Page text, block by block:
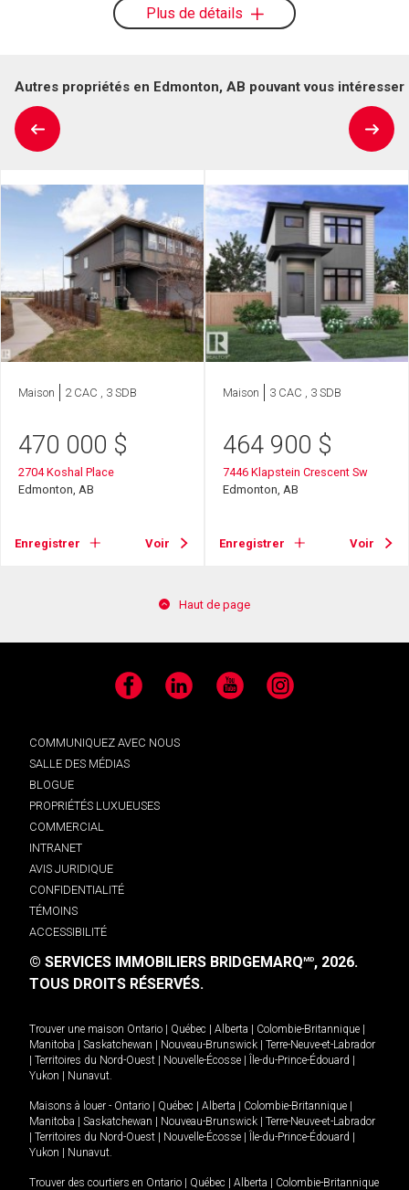
Plus de détails
Autres propriétés en Edmonton, AB pouvant vous intéresser
Maison 2 CAC , 3 SDB
470 000 $
2704 Koshal Place
Edmonton, AB
Enregistrer Voir
Maison 3 CAC , 3 SDB
464 900 $
7446 Klapstein Crescent Sw
Edmonton, AB
Enregistrer Voir
Haut de page
Facebook LinkedIn YouTube Instagram
COMMUNIQUEZ AVEC NOUS
SALLE DES MÉDIAS
BLOGUE
PROPRIÉTÉS LUXUEUSES
COMMERCIAL
INTRANET
AVIS JURIDIQUE
CONFIDENTIALITÉ
TÉMOINS
ACCESSIBILITÉ
© SERVICES IMMOBILIERS BRIDGEMARQMD, 2026.
TOUS DROITS RÉSERVÉS.
Trouver une maison Ontario Québec Alberta Colombie-Britannique
Manitoba
Saskatchewan Nouveau-Brunswick
Terre-Neuve-et-Labrador
Territoires du Nord-Ouest Nouvelle-Écosse Île-du-Prince-Édouard
Yukon
Nunavut.
Maisons à louer - Ontario Québec Alberta Colombie-Britannique
Manitoba
Saskatchewan Nouveau-Brunswick
Terre-Neuve-et-Labrador
Territoires du Nord-Ouest Nouvelle-Écosse Île-du-Prince-Édouard
Yukon
Nunavut.
Trouver des courtiers en Ontario Québec Alberta
Colombie-Britannique